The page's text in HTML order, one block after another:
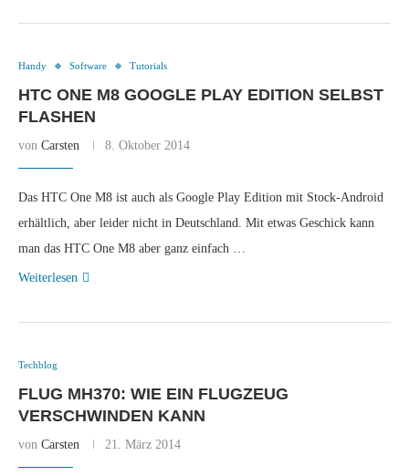
Handy Software Tutorials
HTC ONE M8 GOOGLE PLAY EDITION SELBST
FLASHEN
von Carsten 8. Oktober 2014
Das HTC One M8 ist auch als Google Play Edition mit Stock-Android
erhältlich, aber leider nicht in Deutschland. Mit etwas Geschick kann
man das HTC One M8 aber ganz einfach …
Weiterlesen
Techblog
FLUG MH370: WIE EIN FLUGZEUG
VERSCHWINDEN KANN
von Carsten 21. März 2014